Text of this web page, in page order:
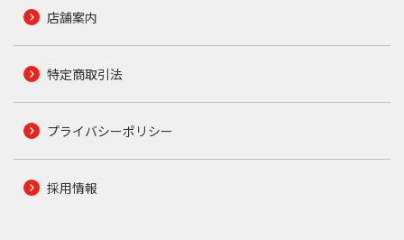
店舗案内
特定商取引法
プライバシーポリシー
採用情報